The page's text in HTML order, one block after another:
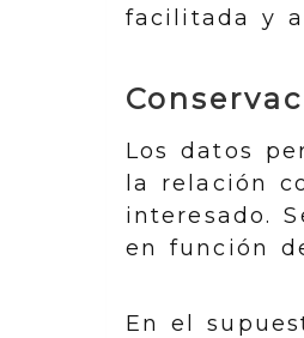
facilitada y
Los datos
la relación
interesado.
en función
En el